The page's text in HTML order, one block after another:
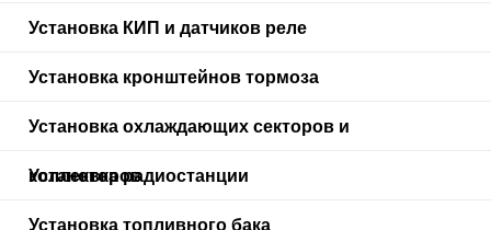
Установка КИП и датчиков реле
Установка кронштейнов тормоза
Установка охлаждающих секторов и
коллекторов
Установка радиостанции
Установка топливного бака